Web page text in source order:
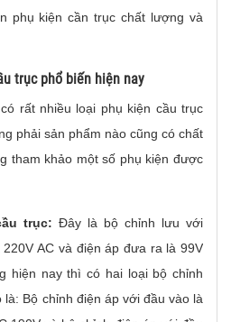
phụ kiện cần trục chất lượng và
trục phổ biến hiện nay
rất nhiều loại phụ kiện cầu trục
phải sản phẩm nào cũng có chất
tham khảo một số phụ kiện được
trục: Đây là bộ chỉnh lưu với
AC và điện áp đưa ra là 99V
hiện nay thì có hai loại bộ chỉnh
là: Bộ chỉnh điện áp với đầu vào là